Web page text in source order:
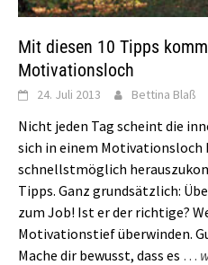
Mit diesen 10 Tipps
Motivationsloch
24. Juli 2013 Bettina Blaß
Nicht jeden Tag scheint die
sich in einem
schnellstmöglich
Tipps. Ganz grundsätzlich:
zum Job! Ist er der richtige?
Motivationstief überwinden.
Mache dir bewusst, dass es …